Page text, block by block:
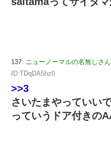
137: ニューノーマルの名無しさん
ID:TDqDA5hz0
>>3
さいたまやっていい
っていうドア付きの